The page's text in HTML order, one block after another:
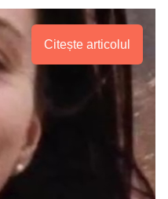
Citește articolul